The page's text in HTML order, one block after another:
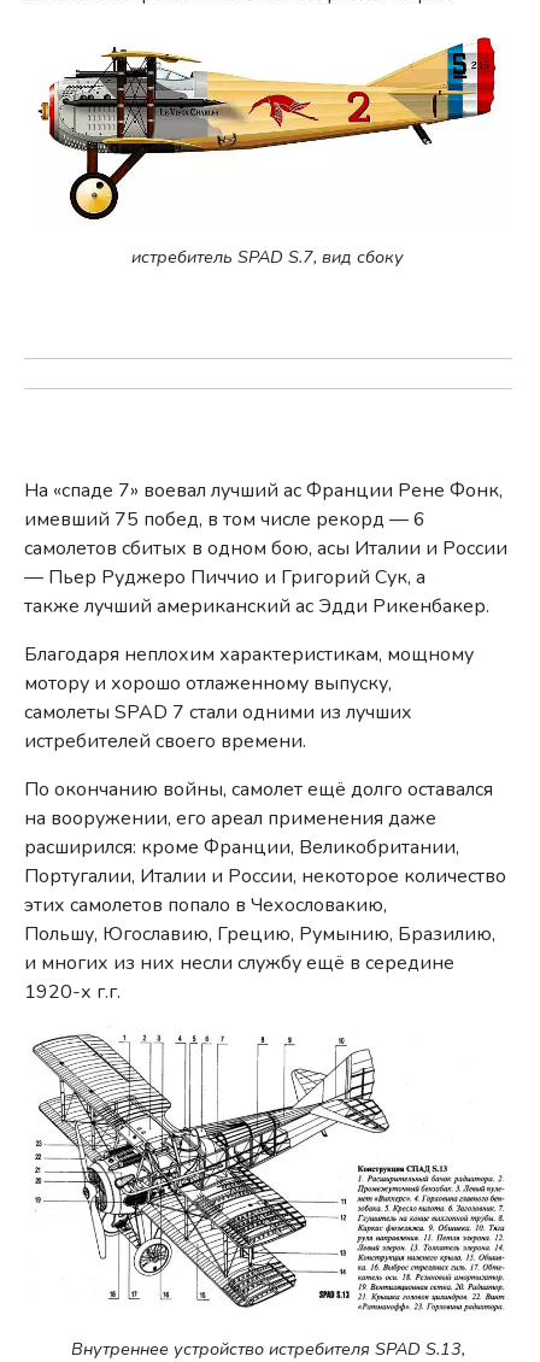
истребитель SPAD S.7, вид сбоку
На «спаде 7» воевал лучший ас Франции Рене Фонк,
имевший 75 побед, в том числе рекорд — 6
самолетов сбитых в одном бою, асы Италии и России
— Пьер Руджеро Пиччио и Григорий Сук, а
также лучший американский ас Эдди Рикенбакер.
Благодаря неплохим характеристикам, мощному
мотору и хорошо отлаженному выпуску,
самолеты SPAD 7 стали одними из лучших
истребителей своего времени.
По окончанию войны, самолет ещё долго оставался
на вооружении, его ареал применения даже
расширился: кроме Франции, Великобритании,
Португалии, Италии и России, некоторое количество
этих самолетов попало в Чехословакию,
Польшу, Югославию, Грецию, Румынию, Бразилию,
и многих из них несли службу ещё в середине
1920-х г.г.
Внутреннее устройство истребителя SPAD S.13,